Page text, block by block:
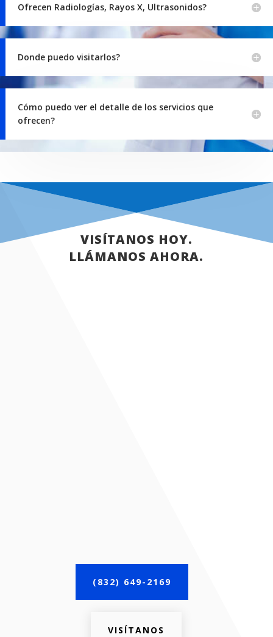
Ofrecen Radiologías, Rayos X, Ultrasonidos?
Donde puedo visitarlos?
Cómo puedo ver el detalle de los servicios que
ofrecen?
VISÍTANOS HOY.
LLÁMANOS AHORA.
(832) 649-2169
VISÍTANOS